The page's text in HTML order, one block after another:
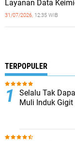
Layanan Data
31/07/2026, 12:35 WIB
TERPOPULER
Selalu Tak
Muli Induk Gigit